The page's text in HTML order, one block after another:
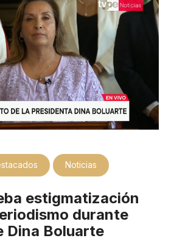
Noticias
estigmatización
durante
Dina Boluarte